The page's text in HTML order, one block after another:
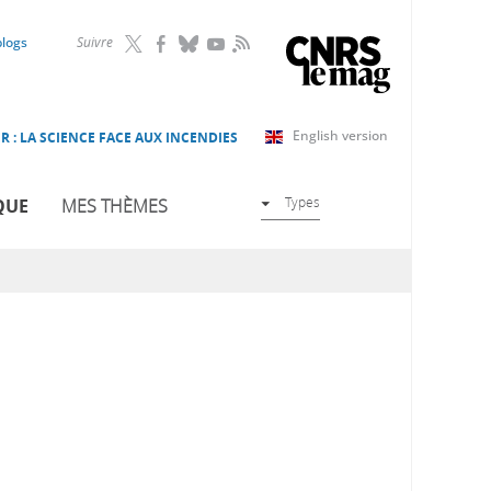
Suivre RSS
English version
: LA SCIENCE FACE AUX INCENDIES
MES THÈMES Types